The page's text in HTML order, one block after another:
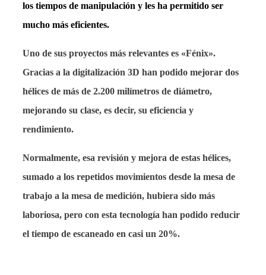
los tiempos de manipulación y les ha permitido ser
mucho más eficientes.
Uno de sus proyectos más relevantes es «Fénix».
Gracias a la digitalización 3D han podido mejorar dos
hélices de más de 2.200 milímetros de diámetro,
mejorando su clase, es decir, su eficiencia y
rendimiento.
Normalmente, esa revisión y mejora de estas hélices,
sumado a los repetidos movimientos desde la mesa de
trabajo a la mesa de medición, hubiera sido más
laboriosa, pero con esta tecnología han podido reducir
el tiempo de escaneado en casi un 20%.